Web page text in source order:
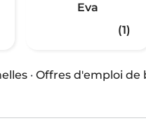
Eva
(1)
· Offres d'emploi de